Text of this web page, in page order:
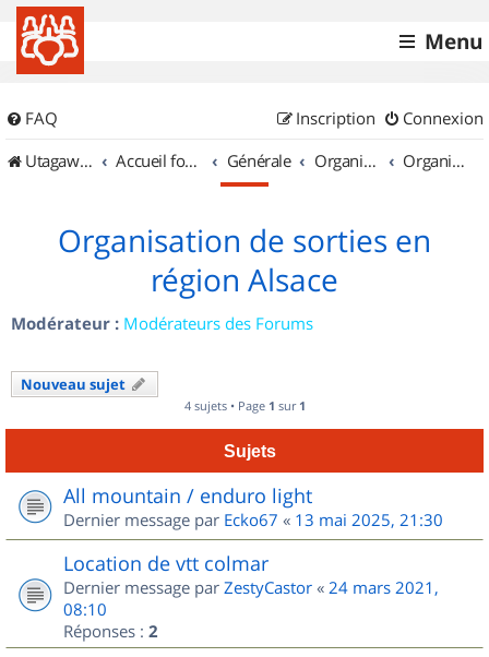
Menu
FAQ Connexion
Inscription
UtagawaVTT (Randos VTT et VTTAE avec traces GPS)
Accueil forum Générale Organisation de sorties & Recherche de partenaires Organisation de sorties en région Alsace
Organisation de sorties en
région Alsace
Modérateur : Modérateurs des Forums
Nouveau sujet
4 sujets • Page 1 sur 1
Sujets
All mountain / enduro light
Dernier message par Ecko67 « 13 mai 2025, 21:30
Location de vtt colmar
Dernier message par ZestyCastor « 24 mars 2021,
08:10
Réponses : 2